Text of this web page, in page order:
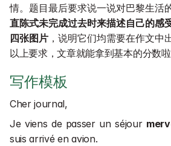
情。题目最后要求说一说对巴黎生活
直陈式未完成过去时来描述自己的感
四张图片 ，说明它们均需要在作文中
以上要求，文章就能拿到基本的分数啦
写作模板
Cher journal,
Je viens de passer un séjour
suis arrivé en avion.